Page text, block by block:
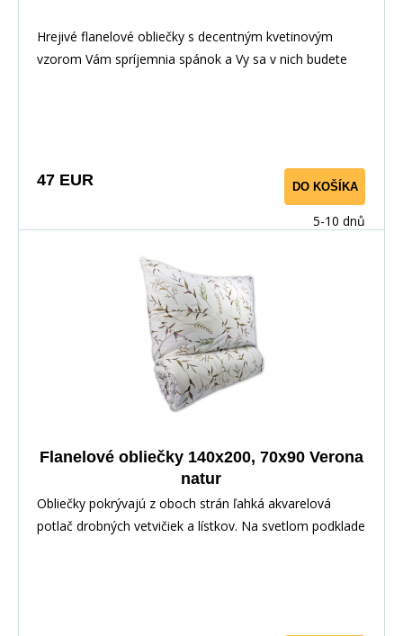
Hrejivé flanelové obliečky s decentným kvetinovým
vzorom Vám spríjemnia spánok a Vy sa v nich budete
47 EUR DO KOŠÍKA
5-10 dnů
Flanelové obliečky 140x200, 70x90 Verona
natur
Obliečky pokrývajú z oboch strán ľahká akvarelová
potlač drobných vetvičiek a lístkov. Na svetlom podklade